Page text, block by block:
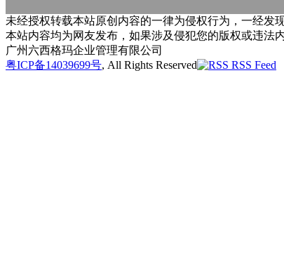
未经授权转载本站原创内容的一律为侵权行为，一经发
本站内容均为网友发布，如果涉及侵犯您的版权或违法
广州六西格玛企业管理有限公司
粤ICP备14039699号, All Rights Reserved RSS Feed